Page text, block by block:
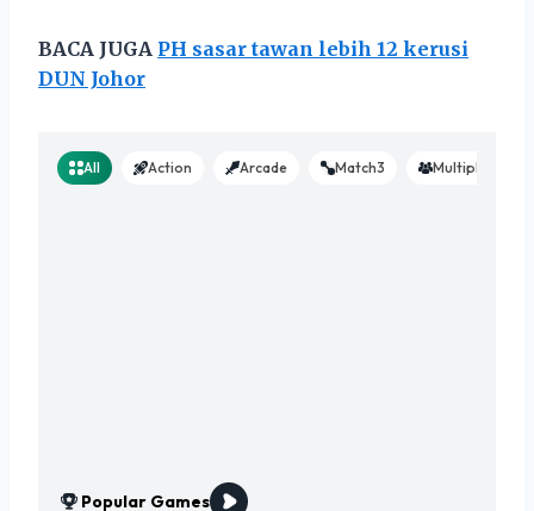
BACA JUGA PH sasar tawan lebih 12 kerusi
DUN Johor